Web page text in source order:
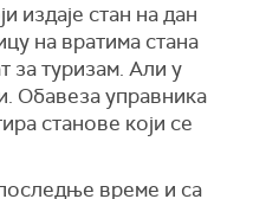
издаје стан на дан
на вратима стана
за туризам. Али у
Обавеза управника
станове који се
време и са